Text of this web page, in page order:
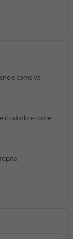
e come va
il calcolo e come